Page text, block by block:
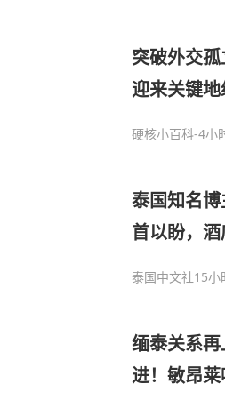
突破外交
迎来关键
硬核小百科-4小
泰国知名博
首以盼，
泰国中文社15小
缅泰关系
进！敏昂莱